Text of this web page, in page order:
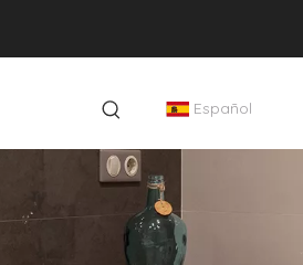
Español